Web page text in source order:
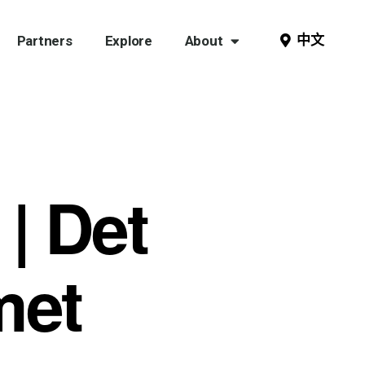
Partners Explore About 中文
Det